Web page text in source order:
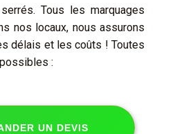
Tous les marquages
nos locaux, nous assurons
délais et les coûts ! Toutes
:
UN DEVIS